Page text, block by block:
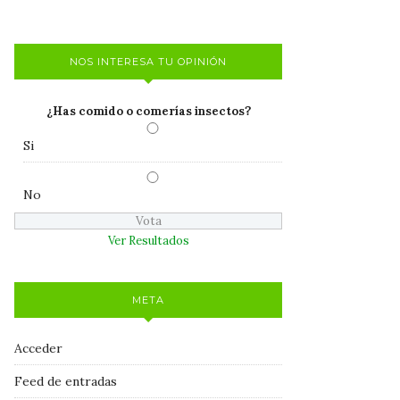
NOS INTERESA TU OPINIÓN
¿Has comido o comerías insectos?
Si
No
Ver Resultados
META
Acceder
Feed de entradas